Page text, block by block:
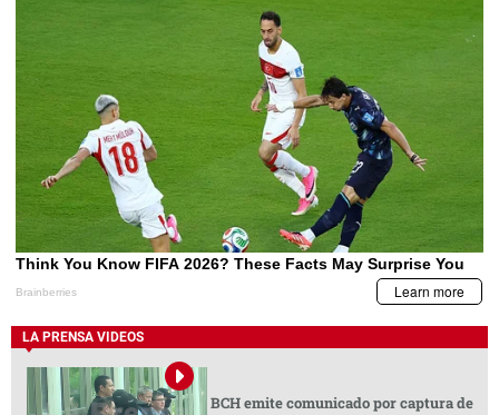
LA PRENSA VIDEOS
BCH emite comunicado por captura de